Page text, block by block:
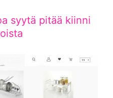
syytä pitää kiinni